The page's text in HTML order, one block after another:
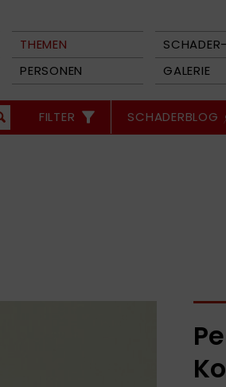
THEMEN
PERSONEN GALERIE
FILTER SCHADERBLOG